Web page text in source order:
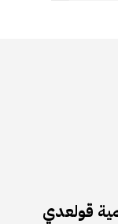
قولعدي